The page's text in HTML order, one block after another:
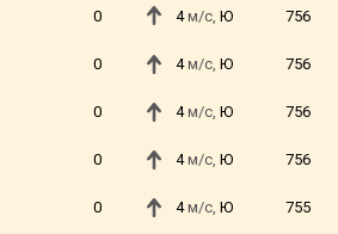
0 4м/с, Ю 756
0 4м/с, Ю 756
0 4м/с, Ю 756
0 4м/с, Ю 756
0 4м/с, Ю 755